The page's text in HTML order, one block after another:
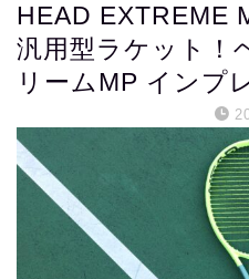
HEAD EXTREME
汎用型ラケット！
リームMP インプ